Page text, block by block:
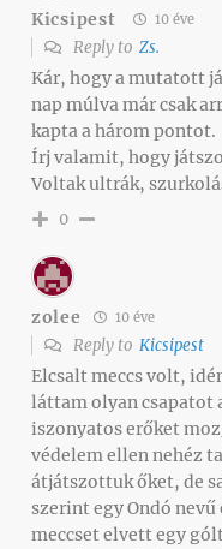
Kicsipest 10 éve
Reply to Zs.
Kár, hogy a mutatott
nap múlva már csak
kapta a három pontot.
Írj valamit, hogy
Voltak ultrák,
0
zolee 10 éve
Reply to Kicsipest
Elcsalt meccs volt,
láttam olyan csapatot
iszonyatos erőket
védelem ellen nehéz
átjátszottuk őket, de
szerint egy Ondó
meccset elvett egy